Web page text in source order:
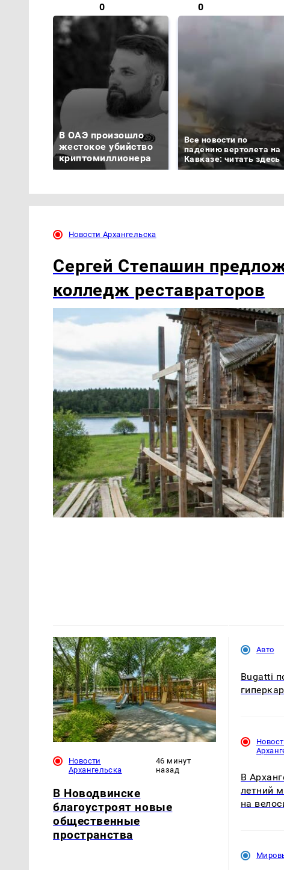
0 0
В ОАЭ произошло
жестокое убийство
криптомиллионера
Все новости по
падению вертолета на
Кавказе: читать здесь
Новости Архангельска
Сергей Степашин
колледж реставраторов
Новости
Архангельска
46 минут
назад
В Новодвинске
благоустроят новые
общественные
пространства
Авто
Bugatti
В
летний
на